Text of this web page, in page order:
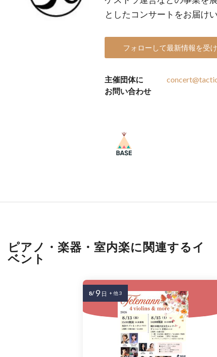
としたコンサートをお届け
フォローして最新情報を受
主催団体に
お問い合わせ
ピアノ・楽器・室内楽に関連するイ
ベント
8/ 9 日 + 他 3